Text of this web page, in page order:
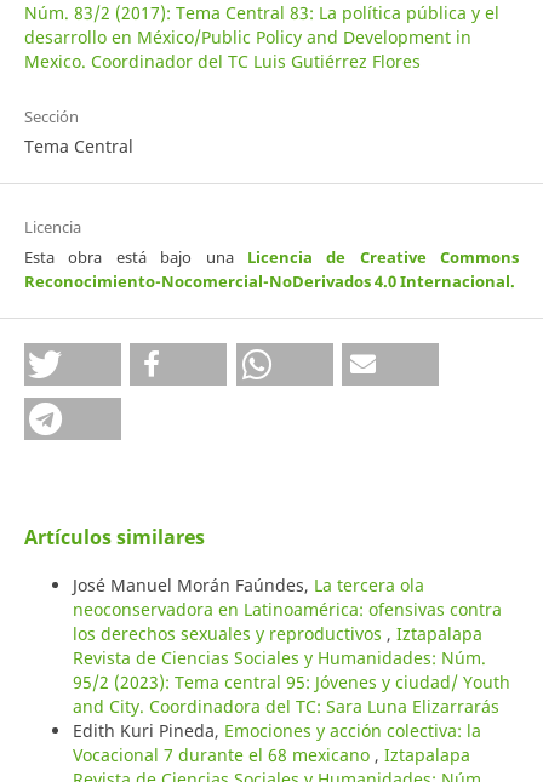
Núm. 83/2 (2017): Tema Central 83: La política pública y el
desarrollo en México/Public Policy and Development in
Mexico. Coordinador del TC Luis Gutiérrez Flores
Sección
Tema Central
Licencia
Esta obra está bajo una Licencia de Creative Commons
Reconocimiento-Nocomercial-NoDerivados 4.0 Internacional.
Artículos similares
José Manuel Morán Faúndes, La tercera ola
neoconservadora en Latinoamérica: ofensivas contra
los derechos sexuales y reproductivos , Iztapalapa
Revista de Ciencias Sociales y Humanidades: Núm.
95/2 (2023): Tema central 95: Jóvenes y ciudad/ Youth
and City. Coordinadora del TC: Sara Luna Elizarrarás
Edith Kuri Pineda, Emociones y acción colectiva: la
Vocacional 7 durante el 68 mexicano , Iztapalapa